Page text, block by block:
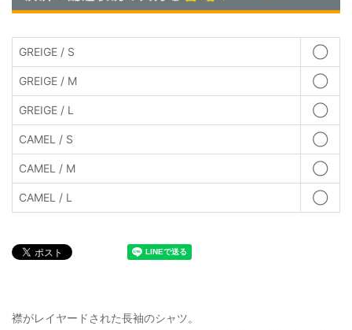
GREIGE / S ◯
GREIGE / M ◯
GREIGE / L ◯
CAMEL / S ◯
CAMEL / M ◯
CAMEL / L ◯
襟がレイヤードされた長袖のシャツ。